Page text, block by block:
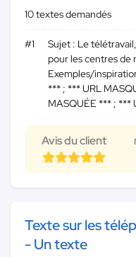
10 textes demandés
#1
Sujet : Le
pour les centres de
Exemples/
*** ; *** URL
MASQUÉE *** ; ***
Avis du client
Texte sur les
- Un texte